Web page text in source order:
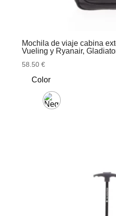
Mochila de viaje cabina
Vueling y Ryanair,
58.50 €
Color